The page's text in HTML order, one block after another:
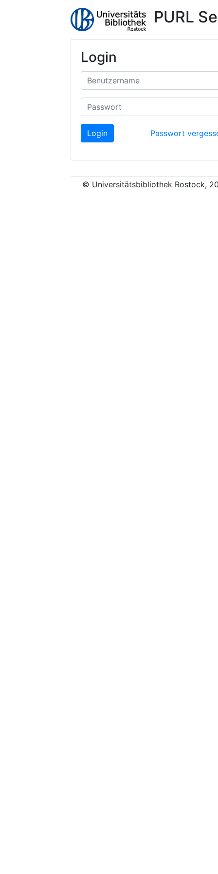
PURL
Login
Login Passwort
© Universitätsbibliothek Rostock,